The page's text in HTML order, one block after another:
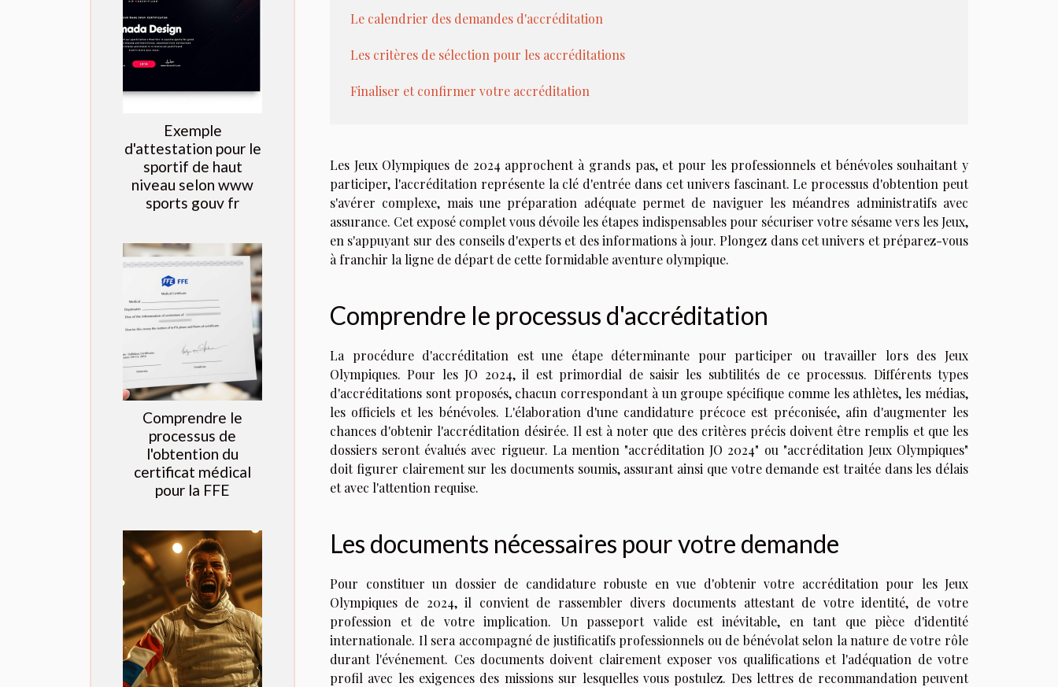
Exemple
d'attestation pour le
sportif de haut
niveau selon www
sports gouv fr
Comprendre le
processus de
l'obtention du
certificat médical
pour la FFE
Le calendrier des demandes d'accréditation
Les critères de sélection pour les accréditations
Finaliser et confirmer votre accréditation
Les Jeux Olympiques de 2024 approchent à grands pas, et pour les professionnels et bénévoles souhaitant y
participer, l'accréditation représente la clé d'entrée dans cet univers fascinant. Le processus d'obtention peut
s'avérer complexe, mais une préparation adéquate permet de naviguer les méandres administratifs avec
assurance. Cet exposé complet vous dévoile les étapes indispensables pour sécuriser votre sésame vers les Jeux,
en s'appuyant sur des conseils d'experts et des informations à jour. Plongez dans cet univers et préparez-vous
à franchir la ligne de départ de cette formidable aventure olympique.
Comprendre le processus d'accréditation
La procédure d'accréditation est une étape déterminante pour participer ou travailler lors des Jeux
Olympiques. Pour les JO 2024, il est primordial de saisir les subtilités de ce processus. Différents types
d'accréditations sont proposés, chacun correspondant à un groupe spécifique comme les athlètes, les médias,
les officiels et les bénévoles. L'élaboration d'une candidature précoce est préconisée, afin d'augmenter les
chances d'obtenir l'accréditation désirée. Il est à noter que des critères précis doivent être remplis et que les
dossiers seront évalués avec rigueur. La mention "accréditation JO 2024" ou "accréditation Jeux Olympiques"
doit figurer clairement sur les documents soumis, assurant ainsi que votre demande est traitée dans les délais
et avec l'attention requise.
Les documents nécessaires pour votre demande
Pour constituer un dossier de candidature robuste en vue d'obtenir votre accréditation pour les Jeux
Olympiques de 2024, il convient de rassembler divers documents attestant de votre identité, de votre
profession et de votre implication. Un passeport valide est inévitable, en tant que pièce d'identité
internationale. Il sera accompagné de justificatifs professionnels ou de bénévolat selon la nature de votre rôle
durant l'événement. Ces documents doivent clairement exposer vos qualifications et l'adéquation de votre
profil avec les exigences des missions sur lesquelles vous postulez. Des lettres de recommandation peuvent